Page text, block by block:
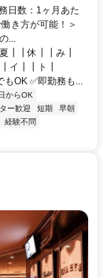
日数：1ヶ月あた
き方が可能！＞
...
┃┃休┃┃み┃
イ┃┃ト┃
✅即勤務も...
からOK
ー歓迎 短期
早朝
経験不問